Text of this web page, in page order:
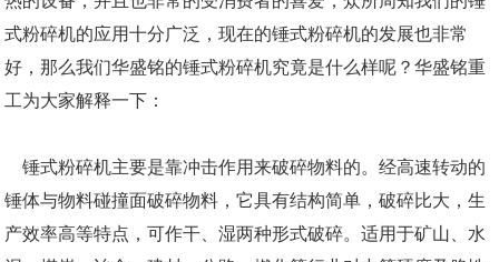
式粉碎机的应用十分广泛，现在的锤式粉碎机的发展也非常
好，那么我们华盛铭的锤式粉碎机究竟是什么样呢？华盛铭重
工为大家解释一下：
锤式粉碎机主要是靠冲击作用来破碎物料的。经高速转动的
锤体与物料碰撞面破碎物料，它具有结构简单，破碎比大，生
产效率高等特点，可作干、湿两种形式破碎。适用于矿山、水